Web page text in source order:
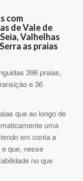
com
de Vale de
Valhelhas
as praias
396 praias,
e 36
que ao longo de
uma
em conta a
que, nesse
no que